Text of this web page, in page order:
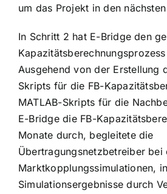
um das Projekt in den
In Schritt 2 hat E-Bridge den
Ausgehend von der Erstellung
Skripts für die FB-
MATLAB-Skripts für die
E-Bridge die FB-
Monate durch, begleitete die
Übertragungsnetzbetreiber bei
Marktkopplungssimulationen,
Simulationsergebnisse durch